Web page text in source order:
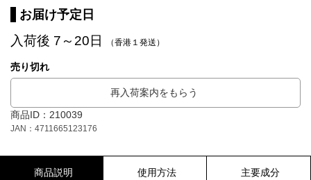
お届け予定日
入荷後 7～20日 （香港１発送）
売り切れ
再入荷案内をもらう
商品ID：210039
JAN：4711665123176
商品説明 使用方法 主要成分